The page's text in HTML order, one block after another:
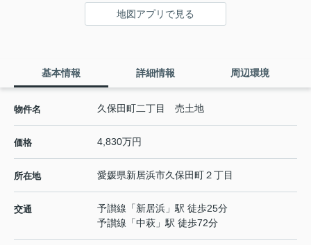
地図アプリで見る
基本情報 詳細情報 周辺環境
物件名 久保田町二丁目 売土地
価格 4,830万円
所在地 愛媛県新居浜市久保田町２丁目
交通 予讃線 「新居浜 」駅 徒歩25分
予讃線 「中萩 」駅 徒歩72分